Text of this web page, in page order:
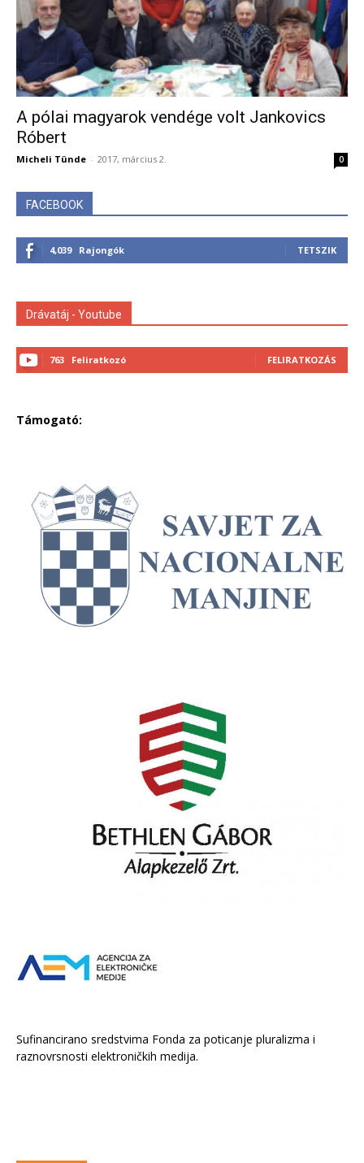
A pólai magyarok vendége volt Jankovics
Róbert
Micheli Tünde - 2017, március 2. 0
FACEBOOK
4,039 Rajongók TETSZIK
Drávatáj - Youtube
763 Feliratkozó FELIRATKOZÁS
Támogató:
Sufinancirano sredstvima Fonda za poticanje pluralizma i
raznovrsnosti elektroničkih medija.